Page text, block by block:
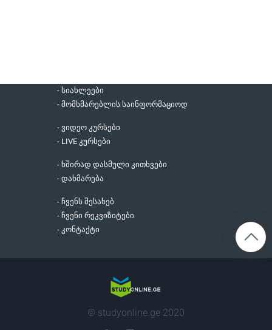
- სიახლეები
- მომხმარებლის საინფორმაციოდ
- ვიდეო კურსები
- LIVE კურსები
- ხშირად დასმული კითხვები
- დახმარება
- ჩვენს შესახებ
- ჩვენი რეკვიზიტები
- კონტაქტი
© studyonline.ge 2020